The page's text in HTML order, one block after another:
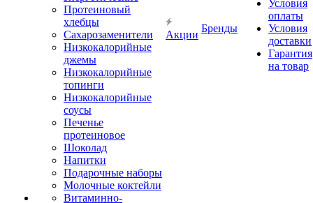
Протеиновый
хлебцы
Сахарозаменители
Низкокалорийные
джемы
Низкокалорийные
топинги
Низкокалорийные
соусы
Печенье
протеиновое
Шоколад
Напитки
Подарочные наборы
Молочные коктейли
Витаминно-
Акции
Бренды
Условия
оплаты
Условия
доставки
Гарантия
на товар